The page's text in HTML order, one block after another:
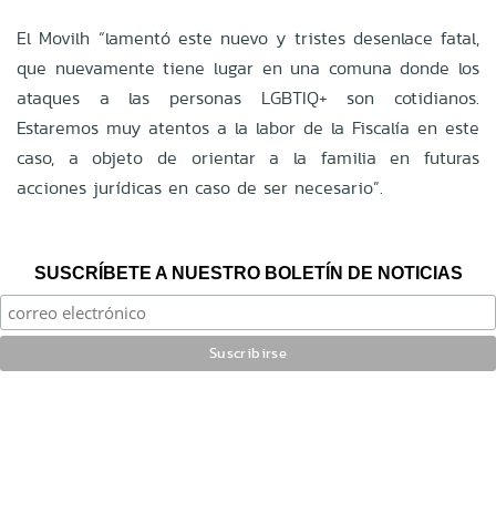
El Movilh “lamentó este nuevo y tristes desenlace fatal,
que nuevamente tiene lugar en una comuna donde los
ataques a las personas LGBTIQ+ son cotidianos.
Estaremos muy atentos a la labor de la Fiscalía en este
caso, a objeto de orientar a la familia en futuras
acciones jurídicas en caso de ser necesario”.
SUSCRÍBETE A NUESTRO BOLETÍN DE NOTICIAS